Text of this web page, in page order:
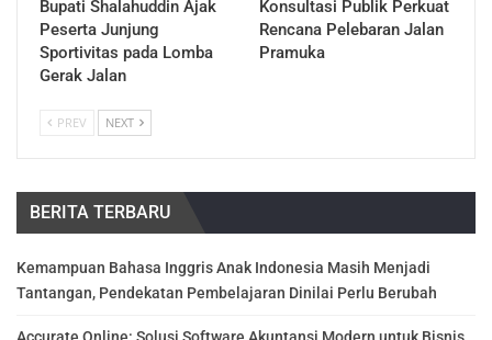
Bupati Shalahuddin Ajak
Peserta Junjung
Sportivitas pada Lomba
Gerak Jalan
Konsultasi Publik Perkuat
Rencana Pelebaran Jalan
Pramuka
PREV NEXT
BERITA TERBARU
Kemampuan Bahasa Inggris Anak Indonesia Masih Menjadi
Tantangan, Pendekatan Pembelajaran Dinilai Perlu Berubah